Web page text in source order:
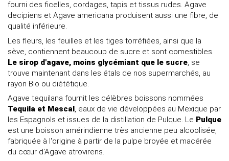
fourni des ficelles, cordages, tapis et tissus rudes. Agave
decipiens et Agave americana produisent aussi une fibre, de
qualité inférieure.
Les fleurs, les feuilles et les tiges torréfiées, ainsi que la
sève, contiennent beaucoup de sucre et sont comestibles.
Le sirop d'agave, moins glycémiant que le sucre, se
trouve maintenant dans les étals de nos supermarchés, au
rayon Bio ou diététique.
Agave tequilana fournit les célèbres boissons nommées
Tequila et Mescal , eaux de vie développées au Mexique par
les Espagnols et issues de la distillation de Pulque. Le Pulque
est une boisson amérindienne très ancienne peu alcoolisée,
fabriquée à l'origine à partir de la pulpe broyée et macérée
du cœur d'Agave atrovirens.